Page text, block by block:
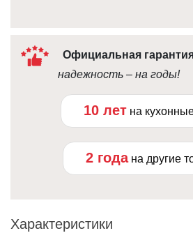
Официальная
надежность – на годы!
10 лет на
2 года на другие
Характеристики